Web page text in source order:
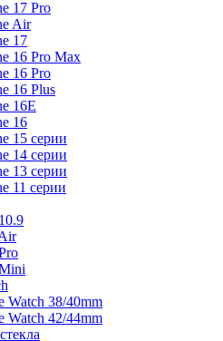
17 Pro
Air
17
16 Pro Max
16 Pro
16 Plus
16E
16
15 серии
14 серии
13 серии
11 серии
Watch 38/40mm
Watch 42/44mm